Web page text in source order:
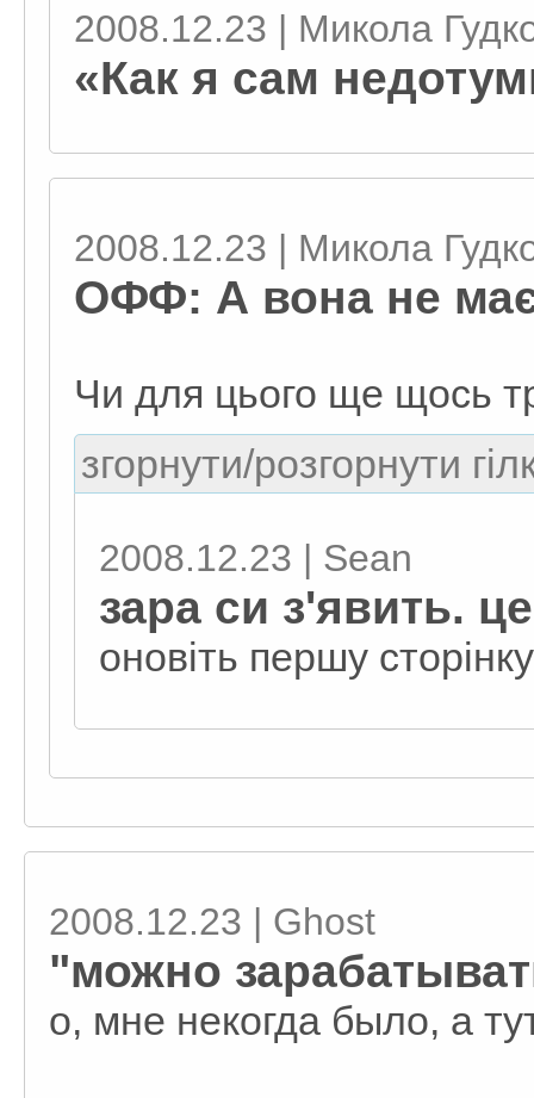
2008.12.23 | Микола
«Как я сам
2008.12.23 | Микола
ОФФ: А вона не
Чи для цього ще щось
згорнути/розгорнути
2008.12.23 | Sean
зара си з'явить.
оновіть першу
2008.12.23 | Ghost
"можно
о, мне некогда было, а